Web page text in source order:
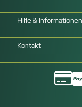
Hilfe & Informationen
Kontakt